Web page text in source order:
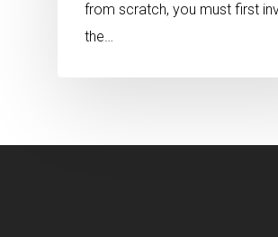
from scratch, you must first
the…